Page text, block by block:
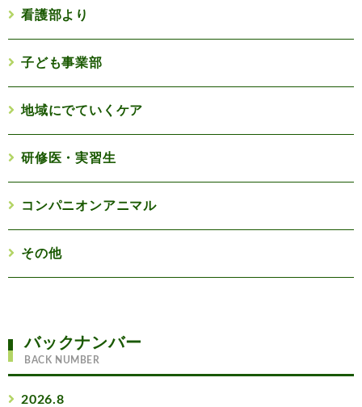
看護部より
子ども事業部
地域にでていくケア
研修医・実習生
コンパニオンアニマル
その他
バックナンバー
BACK NUMBER
2026.8